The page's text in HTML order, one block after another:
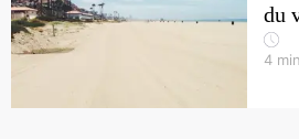
du
4 min